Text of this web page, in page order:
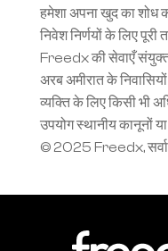
हमेशा अपना खुद का शोध
निवेश निर्णयों के लिए पूरी
Freedx की सेवाएँ
अरब अमीरात के
व्यक्ति के लिए किसी भी
उपयोग स्थानीय कानूनों या
© 2025 Freedx,